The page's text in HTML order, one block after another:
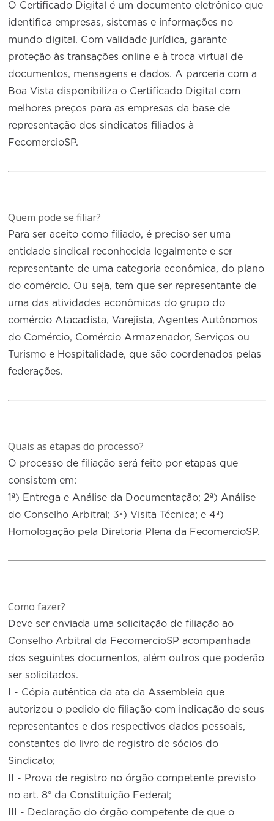
O Certificado Digital é um documento eletrônico que
identifica empresas, sistemas e informações no
mundo digital. Com validade jurídica, garante
proteção às transações online e à troca virtual de
documentos, mensagens e dados. A parceria com a
Boa Vista disponibiliza o Certificado Digital com
melhores preços para as empresas da base de
representação dos sindicatos filiados à
FecomercioSP.
Quem pode se filiar?
Para ser aceito como filiado, é preciso ser uma
entidade sindical reconhecida legalmente e ser
representante de uma categoria econômica, do plano
do comércio. Ou seja, tem que ser representante de
uma das atividades econômicas do grupo do
comércio Atacadista, Varejista, Agentes Autônomos
do Comércio, Comércio Armazenador, Serviços ou
Turismo e Hospitalidade, que são coordenados pelas
federações.
Quais as etapas do processo?
O processo de filiação será feito por etapas que
consistem em:
1ª) Entrega e Análise da Documentação; 2ª) Análise
do Conselho Arbitral; 3ª) Visita Técnica; e 4ª)
Homologação pela Diretoria Plena da FecomercioSP.
Como fazer?
Deve ser enviada uma solicitação de filiação ao
Conselho Arbitral da FecomercioSP acompanhada
dos seguintes documentos, além outros que poderão
ser solicitados.
I - Cópia autêntica da ata da Assembleia que
autorizou o pedido de filiação com indicação de seus
representantes e dos respectivos dados pessoais,
constantes do livro de registro de sócios do
Sindicato;
II - Prova de registro no órgão competente previsto
no art. 8º da Constituição Federal;
III - Declaração do órgão competente de que o